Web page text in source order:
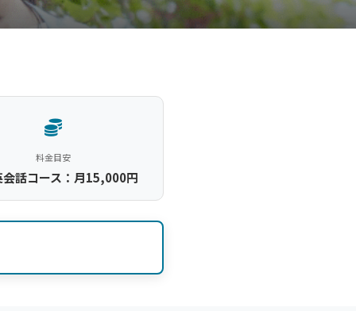
料金目安
会話コース：月15,000円